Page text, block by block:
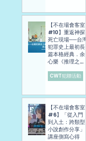
【不在場會客室
#10】重返神探
死亡現場──台灣
犯罪史上最初長
篇本格經典．余
心樂《推理之
導
CWT犯聯活動
【不在場會客室
#6】「從入門
到入土：跨類型
小說創作分享」
講座側寫心得